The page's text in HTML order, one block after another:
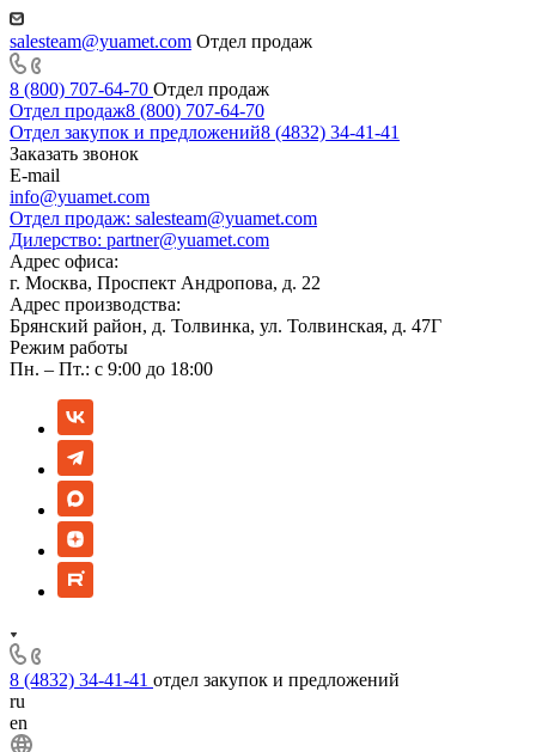
salesteam@yuamet.com Отдел продаж
8 (800) 707-64-70 Отдел продаж
Отдел продаж8 (800) 707-64-70
Отдел закупок и предложений8 (4832) 34-41-41
Заказать звонок
E-mail
info@yuamet.com
Отдел продаж: salesteam@yuamet.com
Дилерство: partner@yuamet.com
Адрес офиса:
г. Москва, Проспект Андропова, д. 22
Адрес производства:
Брянский район, д. Толвинка, ул. Толвинская, д. 47Г
Режим работы
Пн. – Пт.: с 9:00 до 18:00
8 (4832) 34-41-41 отдел закупок и предложений
ru
en